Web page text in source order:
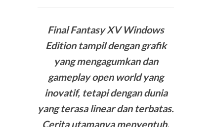
Final Fantasy XV Windows
Edition tampil dengan grafik
yang mengagumkan dan
gameplay open world yang
inovatif, tetapi dengan dunia
yang terasa linear dan terbatas.
Cerita utamanya menyentuh,